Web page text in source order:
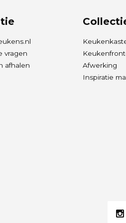
vragen
afhalen
Afwerking
Inspiratie